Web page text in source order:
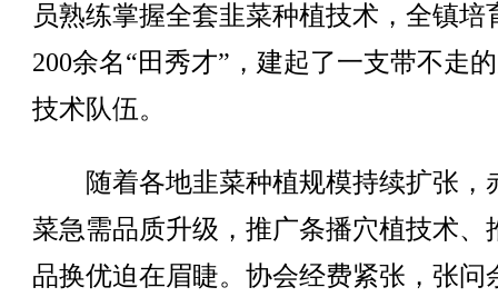
员熟练掌握全套韭菜种植技术，全镇培
200余名“田秀才”，建起了一支带不走
技术队伍。
随着各地韭菜种植规模持续扩张，
菜急需品质升级，推广条播穴植技术、
品换优迫在眉睫。协会经费紧张，张问